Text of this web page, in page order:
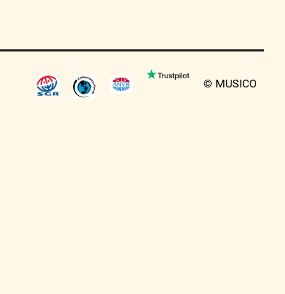
© MUSICO